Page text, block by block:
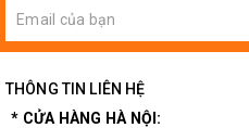
THÔNG TIN LIÊN HỆ
* CỬA HÀNG HÀ NỘI: